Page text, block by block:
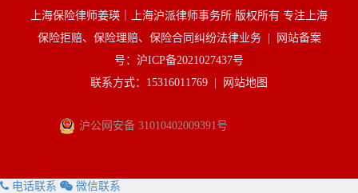
上海保险律师姜瑛｜上海沪派律师事务所 版权所有 专注上海
保险拒赔、保险理赔、保险合同纠纷法律业务 |
网站备案
号：沪ICP备2021027437号
联系方式：15316011769 |
网站地图
沪公网安备 31010402009391号
电话联系 微信联系